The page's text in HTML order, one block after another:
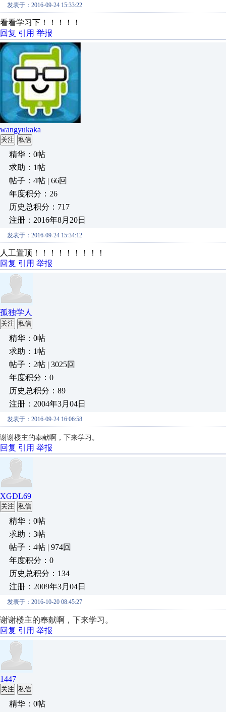
发表于：2016-09-24 15:33:22
看看学习下！！！！！
回复 引用 举报
wangyukaka
关注 私信
精华：0帖
求助：1帖
帖子：4帖 | 66回
年度积分：26
历史总积分：717
注册：2016年8月20日
发表于：2016-09-24 15:34:12
人工置顶！！！！！！！！！
回复 引用 举报
孤独学人
关注 私信
精华：0帖
求助：1帖
帖子：2帖 | 3025回
年度积分：0
历史总积分：89
注册：2004年3月04日
发表于：2016-09-24 16:06:58
谢谢楼主的奉献啊，下来学习。
回复 引用 举报
XGDL69
关注 私信
精华：0帖
求助：3帖
帖子：4帖 | 974回
年度积分：0
历史总积分：134
注册：2009年3月04日
发表于：2016-10-20 08:45:27
谢谢楼主的奉献啊，下来学习。
回复 引用 举报
1447
关注 私信
精华：0帖